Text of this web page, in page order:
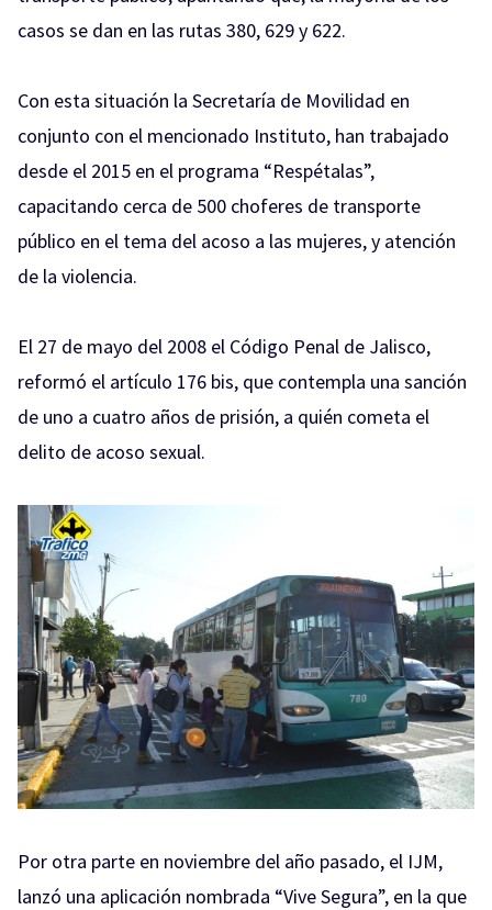
casos se dan en las rutas 380, 629 y 622.
Con esta situación la Secretaría de Movilidad en
conjunto con el mencionado Instituto, han trabajado
desde el 2015 en el programa “Respétalas”,
capacitando cerca de 500 choferes de transporte
público en el tema del acoso a las mujeres, y atención
de la violencia.
El 27 de mayo del 2008 el Código Penal de Jalisco,
reformó el artículo 176 bis, que contempla una sanción
de uno a cuatro años de prisión, a quién cometa el
delito de acoso sexual.
Por otra parte en noviembre del año pasado, el IJM,
lanzó una aplicación nombrada “Vive Segura”, en la que